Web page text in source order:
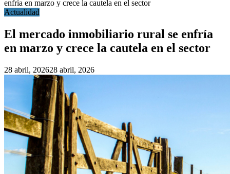
enfría en marzo y crece la cautela en el sector
Actualidad
El mercado inmobiliario rural se enfría
en marzo y crece la cautela en el sector
28 abril, 202628 abril, 2026